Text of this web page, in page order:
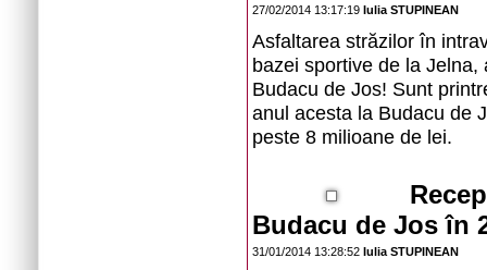
27/02/2014 13:17:19 Iulia STUPINEAN
Asfaltarea străzilor în
bazei sportive de la
Budacu de Jos! Sunt
anul acesta la Budacu de
peste 8 milioane de lei.
Budacu de Jos în
31/01/2014 13:28:52 Iulia STUPINEAN